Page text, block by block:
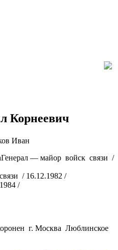
Корнеевич
Иван
Генерал — майор войск связи /
/ 16.12.1982 /
/
г. Москва Люблинское